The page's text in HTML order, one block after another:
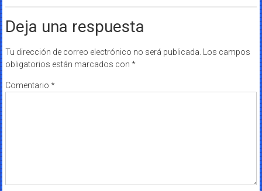
Deja una respuesta
Tu dirección de correo electrónico no será publicada. Los campos
obligatorios están marcados con *
Comentario *